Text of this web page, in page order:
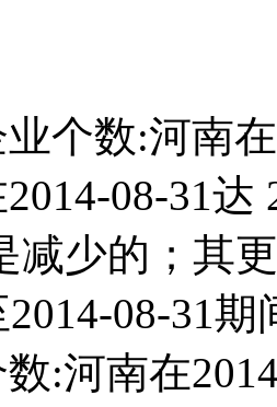
个数:河南
08-31达
减少的；其
08-31
:河南在